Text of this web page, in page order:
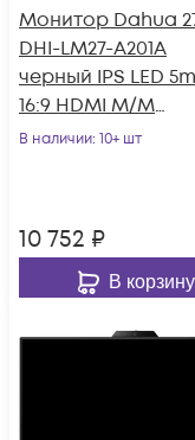
Монитор Dahua
DHI-LM27-A201A
черный IPS LED
16:9 HDMI M/M
матовая HAS Piv
В наличии: 10+ шт
10 752 ₽
В корзину